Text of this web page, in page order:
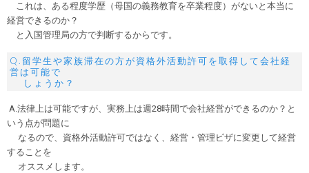
これは、ある程度学歴（母国の義務教育を卒業程度）がないと本当に
経営できるのか？
と入国管理局の方で判断するからです。
Q.留学生や家族滞在の方が資格外活動許可を取得して会社経
営は可能で
しょうか？
A.法律上は可能ですが、実務上は週28時間で会社経営ができるのか？と
いう点が問題に
なるので、資格外活動許可ではなく、経営・管理ビザに変更して経営
することを
オススメします。